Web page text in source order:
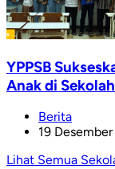
YPPSB
Anak di Sekolah
Berita
19
Lihat Semua